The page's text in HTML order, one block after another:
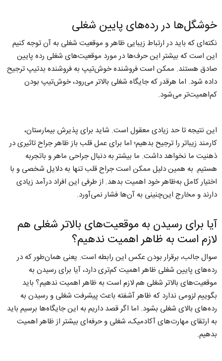
خوشگل‌ها در رده‌های پایین شغلی
نکته‌ای که باید در ارتباط زیبایی ظاهر و موقعیت شغلی به آن توجه کنیم
این است که بیشتر این حرف‌ها در مورد موقعیت‌های شغلی رده پایین
صادق هستند. ممکن است فروشنده خوش‌تیپ به فروشنده بدتیپ ترجیح
داده شود. اما هرقدر که جایگاه شغلی بالاتر می‌رود، خوش‌تیپ بودن
کم‌اهمیت‌تر می‌شود.
این نتیجه تا حد زیادی معقول است. شاید برای پذیرش بیمارستان،
کارمند زیباتر را ترجیح بدهیم؛ اما برای عمل قلب باز ظاهر جراح تاثیری در
ذهنیت ما نخواهد داشت. ما بیشتر به دنبال جراحی ماهر و باتجربه
هستیم. به همین دلیل ممکن است جراح قلب تنها به دلایل شخصی و با
اختیار کامل به‌ظاهر خود اهمیت بدهد. از طرفی این افراد درآمد زیادی
دارند و مخارج این‌چنینی به آن‌ها فشار نمی‌آورد.
آیا برای رسیدن به موقعیت‌های بالاتر شغلی هم
لازم است به‌ ظاهر اهمیت ندهیم؟
سوال جالب، برقرار بودن عکس این رابطه است. یعنی همان‌طور که در
رده‌های پایین شغلی ظاهر اهمیت کم‌تری دارد، آیا برای رسیدن به
موقعیت‌های بالاتر شغلی هم لازم است به ظاهر اهمیت ندهیم؟ باید
بگوییم لزومی ندارد که ظاهر آشفته باعث پیشرفت شغلی و رسیدن به
رده‌های بالای شغلی بشود. اما اگر قصد داریم به این جایگاه‌ها برسیم باید
به ارتقای مهارت‌های آکادمیک، شغلی و حرفه‌ای بیشتر از ظاهر اهمیت
بدهیم.